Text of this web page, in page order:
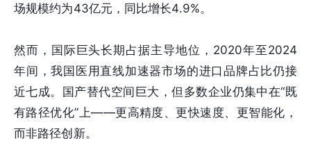
场规模约为43亿元，同比增长4.9%。
然而，国际巨头长期占据主导地位，2020年至2024
年间，我国医用直线加速器市场的进口品牌占比仍接
近七成。国产替代空间巨大，但多数企业仍集中在“既
有路径优化”上——更高精度、更快速度、更智能化，
而非路径创新。